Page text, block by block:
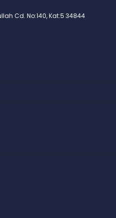
Cd. No:140, Kat:5 34844